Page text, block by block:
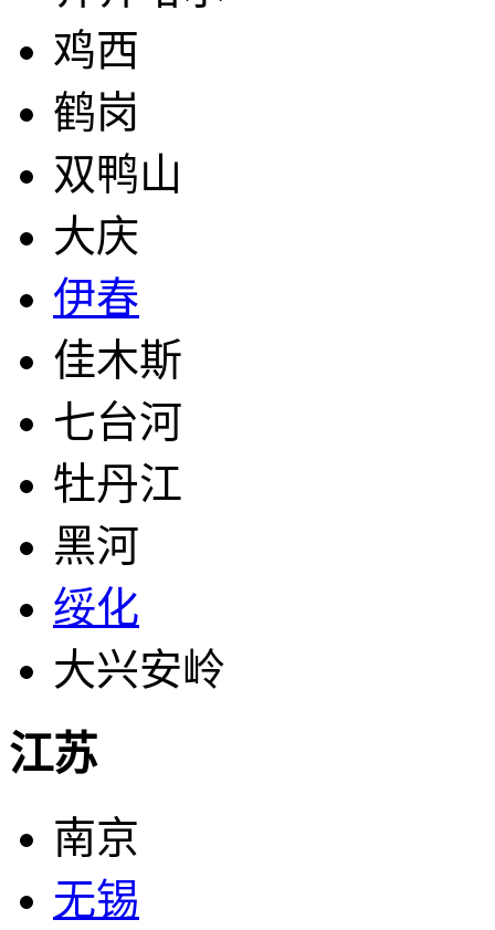
鸡西
鹤岗
双鸭山
大庆
伊春
佳木斯
七台河
牡丹江
黑河
绥化
大兴安岭
江苏
南京
无锡